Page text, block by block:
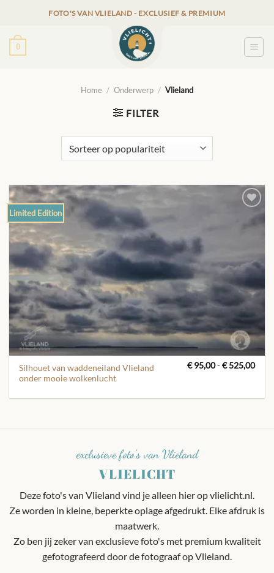
inhoud
FOTO'S VAN VLIELAND - EXCLUSIEF & PREMIUM
0
Home / Onderwerp / Vlieland
FILTER
Limited Edition
Silhouet van waddeneiland Vlieland
onder mooie wolkenlucht
€95,00-€525,00
exclusieve foto's van Vlieland
VLIELICHT
Deze foto's van Vlieland vind je alleen hier op vlielicht.nl.
Ze worden in kleine, beperkte oplage afgedrukt. Elke afdruk is
maatwerk.
Zo ben jij zeker van exclusieve foto's met premium kwaliteit
gefotografeerd door de fotograaf op Vlieland.